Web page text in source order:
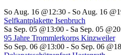
So Aug. 16 @12:30 - So Aug. 16
Selfkantplakette Isenbruch
Sa Sep. 05 @13:00 - Sa Sep. 05
95 Jahre Trommlerkorps Kinzweiler
So Sep. 06 @13:00 - So Sep. 06